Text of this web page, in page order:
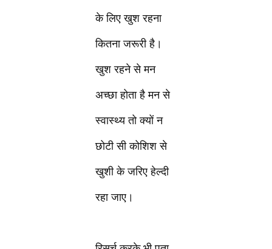
के लिए खुश रहना
कितना जरूरी है।
खुश रहने से मन
अच्छा होता है मन से
स्वास्थ्य तो क्यों न
छोटी सी कोशिश से
खुशी के जरिए हेल्दी
रहा जाए।